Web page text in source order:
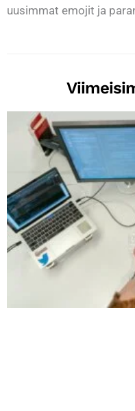
uusimmat emojit ja